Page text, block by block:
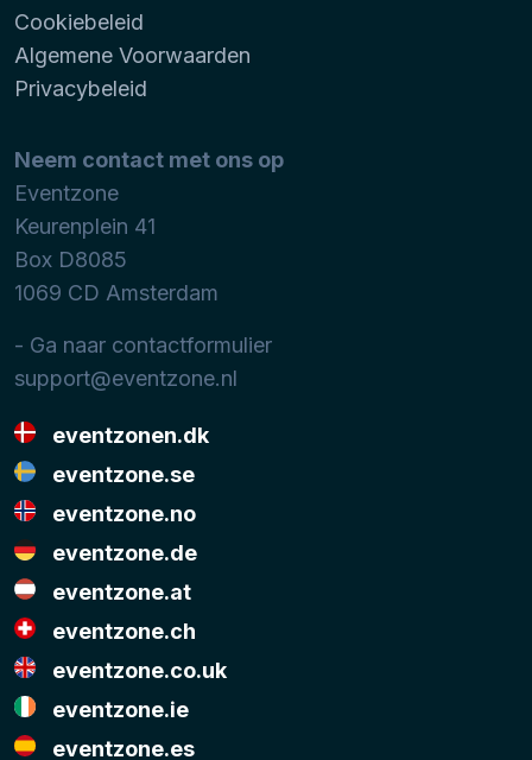
Cookiebeleid
Algemene Voorwaarden
Privacybeleid
Neem contact met ons op
Eventzone
Keurenplein 41
Box D8085
1069 CD Amsterdam
- Ga naar contactformulier
support@eventzone.nl
eventzonen.dk
eventzone.se
eventzone.no
eventzone.de
eventzone.at
eventzone.ch
eventzone.co.uk
eventzone.ie
eventzone.es